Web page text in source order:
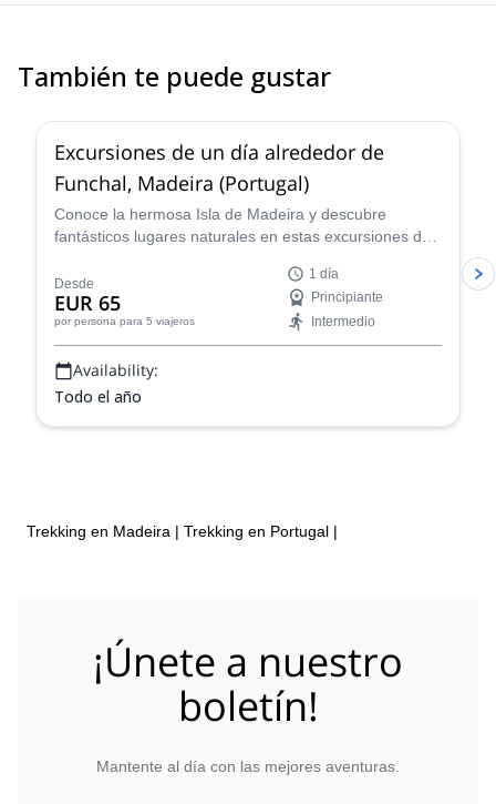
También te puede gustar
Excursiones de un día alrededor de
Funchal, Madeira (Portugal)
Conoce la hermosa Isla de Madeira y descubre
fantásticos lugares naturales en estas excursiones de
un guía de senderismo experimentado.
Desde
EUR 65
por persona para 5 viajeros
1 día
Principiante
Intermedio
Availability:
Todo el año
Trekking en Madeira | Trekking en Portugal |
¡Únete a nuestro
boletín!
Mantente al día con las mejores aventuras.